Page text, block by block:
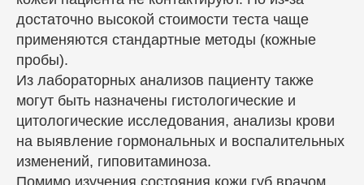
достаточно высокой стоимости теста чаще
применяются стандартные методы (кожные
пробы).
Из лабораторных анализов пациенту также
могут быть назначены гистологические и
цитологические исследования, анализы крови
на выявление гормональных и воспалительных
изменений, гиповитаминоза.